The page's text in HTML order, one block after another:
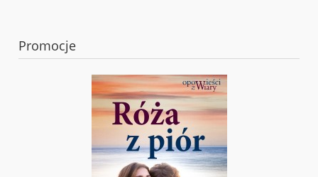
Promocje